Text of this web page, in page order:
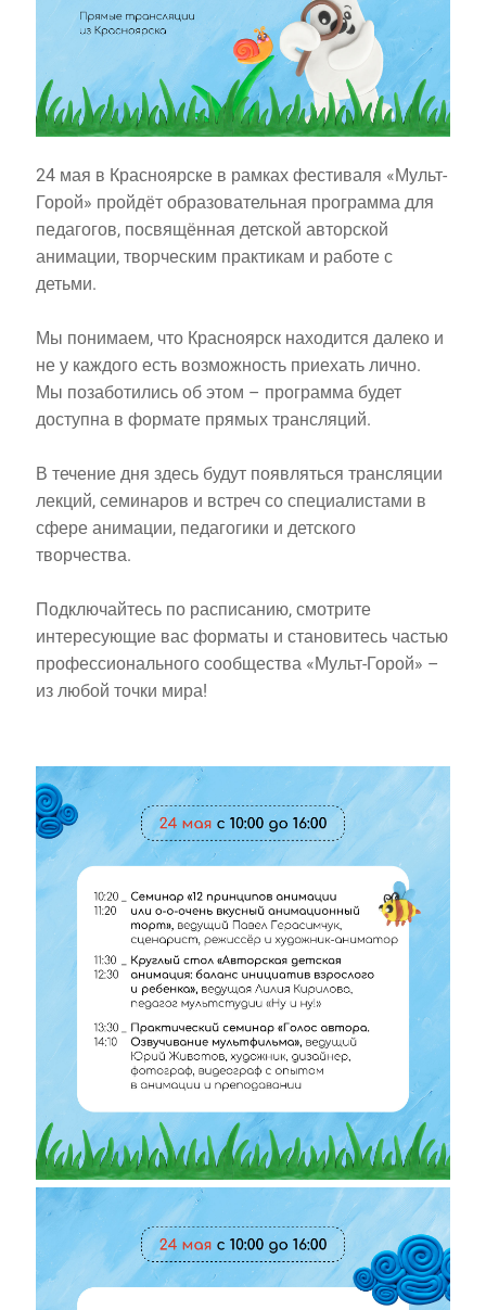
24 мая в Красноярске в рамках фестиваля «Мульт-
Горой» пройдёт образовательная программа для
педагогов, посвящённая детской авторской
анимации, творческим практикам и работе с
детьми.
Мы понимаем, что Красноярск находится далеко и
не у каждого есть возможность приехать лично.
Мы позаботились об этом – программа будет
доступна в формате прямых трансляций.
В течение дня здесь будут появляться трансляции
лекций, семинаров и встреч со специалистами в
сфере анимации, педагогики и детского
творчества.
Подключайтесь по расписанию, смотрите
интересующие вас форматы и становитесь частью
профессионального сообщества «Мульт-Горой» –
из любой точки мира!